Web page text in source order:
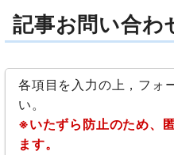
記事お問い合わ
各項目を入力の上，フォ
い。
※いたずら防止のため、
ます。